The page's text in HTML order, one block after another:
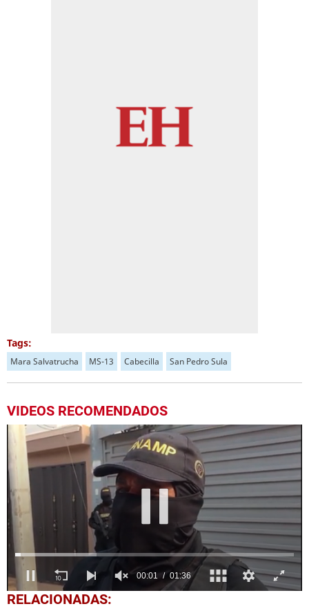
Tags:
Mara Salvatrucha MS-13 Cabecilla San Pedro Sula
VIDEOS RECOMENDADOS
0
seconds
RELACIONADAS: